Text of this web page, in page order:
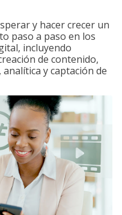
y hacer crecer un
paso a paso en los
incluyendo
de contenido,
y captación de